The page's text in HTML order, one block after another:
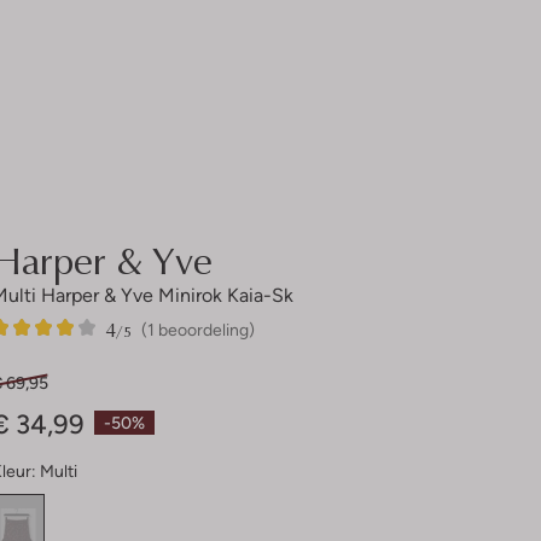
& Yve
Harper & Yve Minirok Kaia-Sk
(1 beoordeling)
4/5
-50%
69,95
34,99
Multi